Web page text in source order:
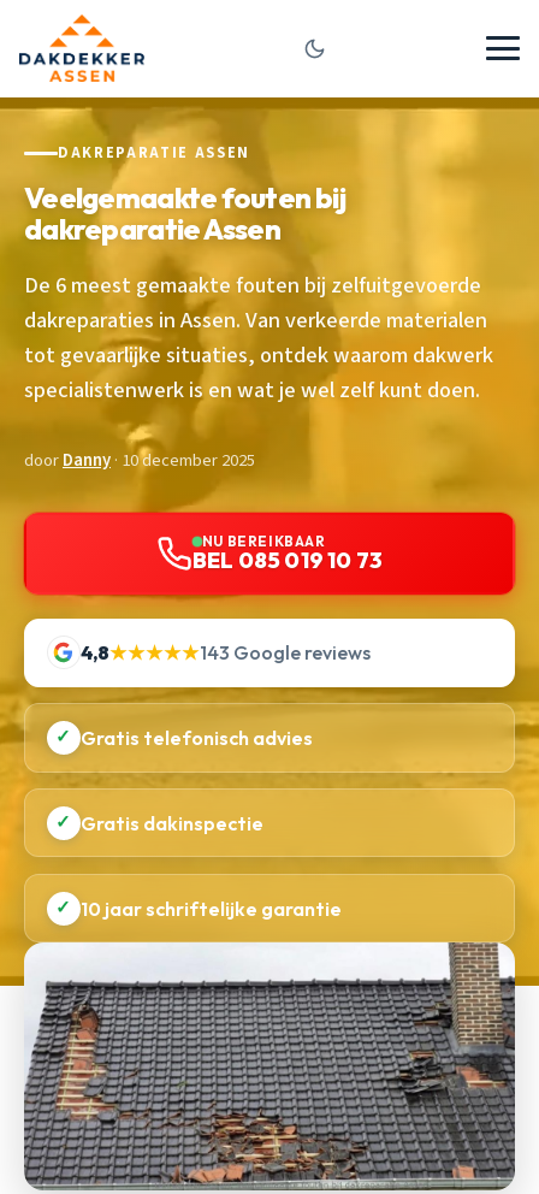
DAKREPARATIE ASSEN
Veelgemaakte fouten bij
dakreparatie Assen
De 6 meest gemaakte fouten bij zelfuitgevoerde
dakreparaties in Assen. Van verkeerde materialen
tot gevaarlijke situaties, ontdek waarom dakwerk
specialistenwerk is en wat je wel zelf kunt doen.
doorDanny· 10 december 2025
NU BEREIKBAAR
BEL 085 019 10 73
4,8★★★★★143 Google reviews
✓ Gratis telefonisch advies
✓ Gratis dakinspectie
✓ 10 jaar schriftelijke garantie